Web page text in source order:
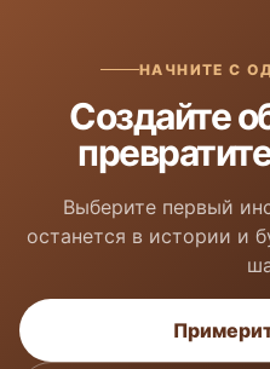
НАЧНИТЕ С
Создайте
Выберите первый
останется в истории и